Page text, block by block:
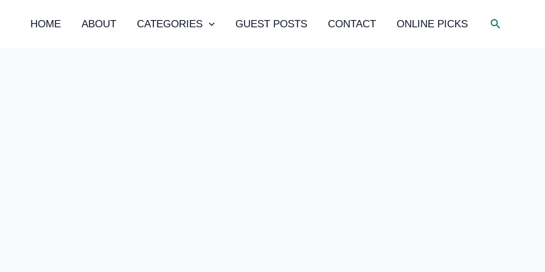
HOME ABOUT CATEGORIES GUEST POSTS CONTACT ONLINE PICKS Search